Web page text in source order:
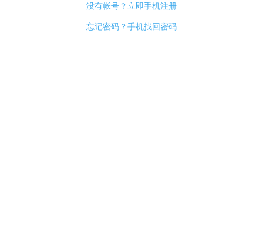
没有帐号？立即手机注册
忘记密码？手机找回密码